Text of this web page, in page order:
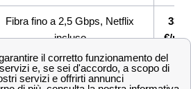
Fibra fino a 2,5 Gbps, Netflix
incluso
€/
Fibra fino a 2,5 Gbps, Sim con
GB e minuti illimitati
€/